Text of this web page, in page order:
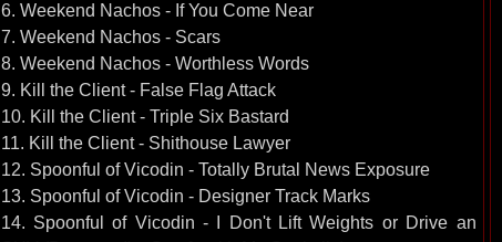
6. Weekend Nachos - If You Come Near
7. Weekend Nachos - Scars
8. Weekend Nachos - Worthless Words
9. Kill the Client - False Flag Attack
10. Kill the Client - Triple Six Bastard
11. Kill the Client - Shithouse Lawyer
12. Spoonful of Vicodin - Totally Brutal News Exposure
13. Spoonful of Vicodin - Designer Track Marks
14. Spoonful of Vicodin - I Don't Lift Weights or Drive an